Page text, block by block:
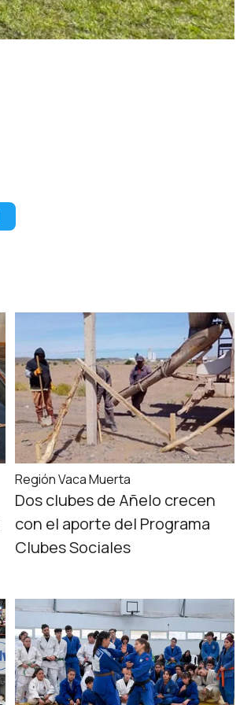
Región Vaca Muerta
Dos clubes de Añelo crecen
con el aporte del Programa
Clubes Sociales